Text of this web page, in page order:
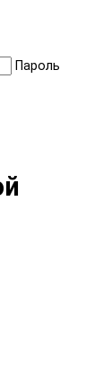
Пароль